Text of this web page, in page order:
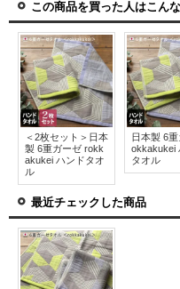
この商品を買った人はこん
＜2枚セット＞日本
製 6重ガーゼ rokk
akukei ハンドタオ
ル
日本製 6
okkakukei
タオル
最近チェックした商品